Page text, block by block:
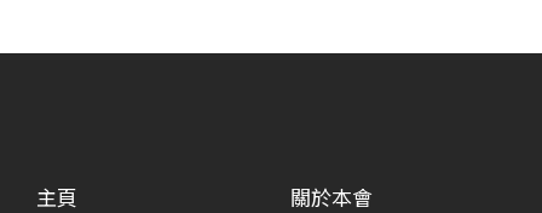
主頁 關於本會